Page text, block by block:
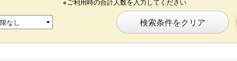
検索条件をクリア